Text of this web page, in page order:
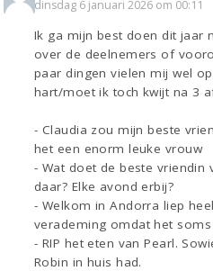
dinsdag 6 januari 2026 om 00:11
Ik ga mijn best doen dit jaar
over de deelnemers of
paar dingen vielen mij wel
hart/moet ik toch kwijt na 3
- Claudia zou mijn beste
het een enorm leuke vrouw
- Wat doet de beste vriendin
daar? Elke avond erbij?
- Welkom in Andorra liep
verademing omdat het
- RIP het eten van Pearl.
Robin in huis had.